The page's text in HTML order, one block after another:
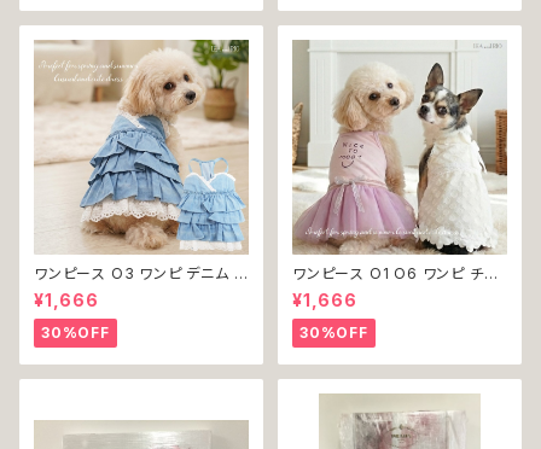
不可
ワンピース O3 ワンピ デニム プ
リーツ レース 女の子 犬 犬服
小型 猫 服 洋服 ペット dog ド
ッグウェア おしゃれ かわいい 返
品交換不可
¥1,666
30%OFF
ワンピース O1 O6 ワンピ チュ
ール レース 花 フラワー 女の子
犬 犬服 小型 猫 服 洋服 ペット
dog ドッグウェア おしゃれ かわ
いい 返品交換不可
¥1,666
30%OFF